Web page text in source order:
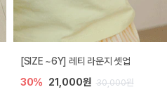
[SIZE ~6Y] 레티 라운지 셋업
30% 21,000원 30,000원